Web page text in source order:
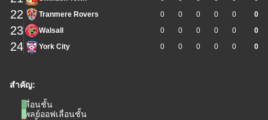
สำคัญ:
เลื่อนชั้น
เพลย์ออฟเลื่อนชั้น
22 Tranmere Rovers 0 0 0 0 0 0
23 Walsall 0 0 0 0 0 0
24 York City 0 0 0 0 0 0